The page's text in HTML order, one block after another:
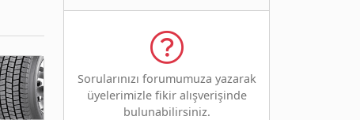
Sorularınızı forumumuza yazarak
üyelerimizle fikir alışverişinde
bulunabilirsiniz.